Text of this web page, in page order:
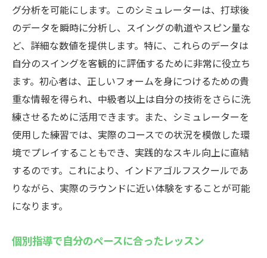
初心者向けの基礎から応用までの段階的レ
ッスン
無理なく続けられるゴルフ入門コースの魅
力
初めてのゴルフ体験をサポートする充実し
た設備
初心者が安心して学べる個別指導の重要性
初心者が陥りやすいミスとその改善方法
ゴルフェ亀有店での成長を実感するための
ヒント
最新シミュレーター完備亀有のインドアゴルフ
シミュレーターでの練習がもたらす効果
グ分析を可能にします。このシミュレーターは、打球後
のデータを瞬時に分析し、スイングの軌道やスピン量な
ど、詳細な数値を提供します。特に、これらのデータは
自分のスイングを客観的に評価するために非常に役立ち
ます。初心者は、正しいフォームを身につけるための貴
重な情報を得られ、中級者以上は自分の技術をさらに洗
練させるために活用できます。また、シミュレーターを
使用した練習では、実際のコースでの状況を模倣した環
境でプレイすることもでき、実践的なスキル向上に直結
するのです。これにより、インドアゴルフスクールであ
りながら、実際のラウンドに近い体験をすることが可能
になります。
個別指導で自分のペースに合ったレッスン